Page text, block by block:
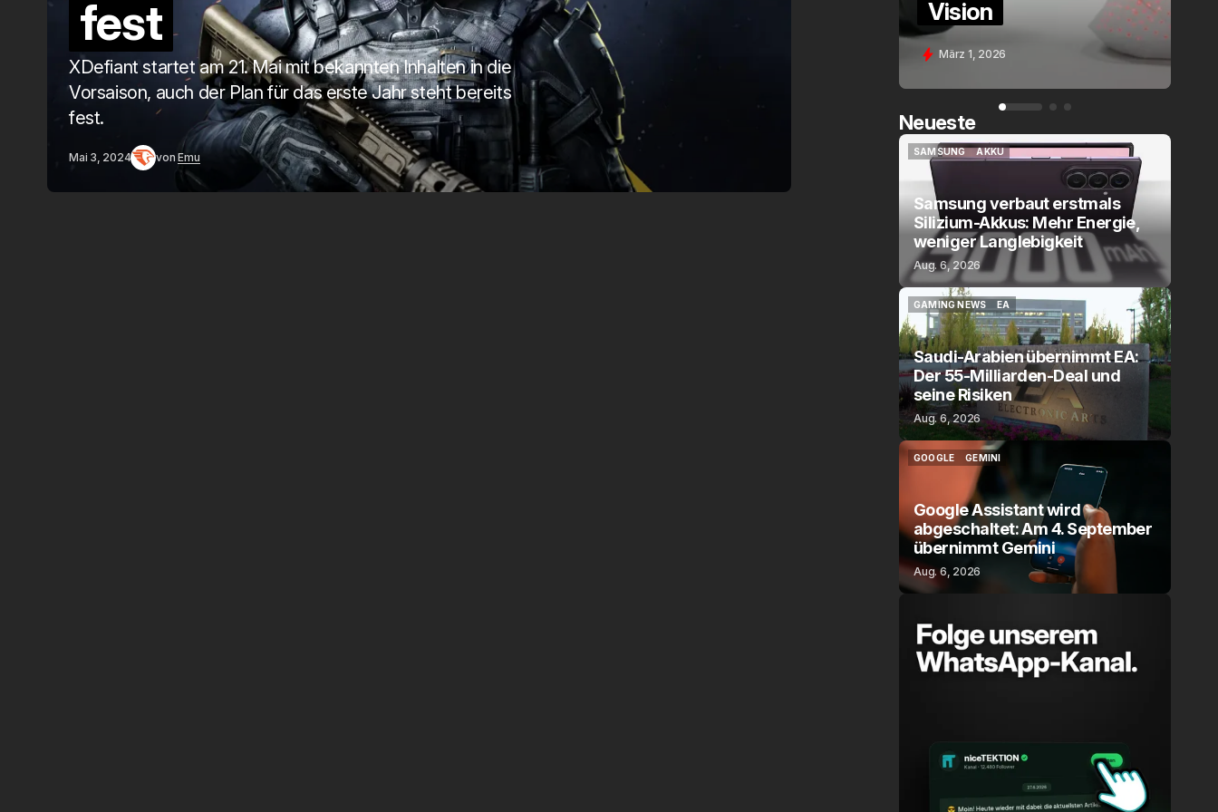
fest
XDefiant startet am 21. Mai mit bekannten Inhalten in die
Vorsaison, auch der Plan für das erste Jahr steht bereits
fest.
Mai 3, 2024 von Emu
SmartTag 2
Apr. 1, 2025
Assistant Voice (PE)
Neueste
SAMSUNG
SAMSUNG
AKKU
Samsung verbaut erstmals
Silizium-Akkus: Mehr Energie,
weniger Langlebigkeit
Aug. 6, 2026
GAMING NEWS
GAMING NEWS
EA
EA
Saudi-Arabien übernimmt EA:
Der 55-Milliarden-Deal und
seine Risiken
Aug. 6, 2026
GOOGLE
GEMINI
GEMINI
Google Assistant wird
abgeschaltet: Am 4. September
übernimmt Gemini
Aug. 6, 2026